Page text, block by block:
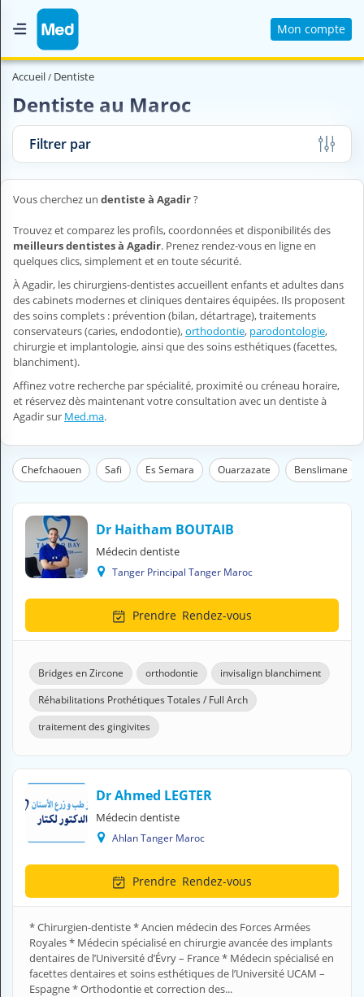
Mon compte
Accueil
Magazine Médical
Nous contacter
V
O
U
S
C
H
E
R
C
H
E
Z
?
Professionnel de santé
Médicament
Questions médicales
Laboratoire
Vétérinaire
C
O
FR Français
Se connecter
Accueil Dentiste
Dentiste au Maroc
Filtrer par
Vous cherchez un dentiste à Agadir?
Trouvez et comparez les profils, coordonnées et disponibilités des
meilleurs dentistes à Agadir. Prenez rendez-vous en ligne en
quelques clics, simplement et en toute sécurité.
À Agadir, les chirurgiens-dentistes accueillent enfants et adultes dans
des cabinets modernes et cliniques dentaires équipées. Ils proposent
des soins complets : prévention (bilan, détartrage), traitements
conservateurs (caries, endodontie),orthodontie, parodontologie,
chirurgie et implantologie, ainsi que des soins esthétiques (facettes,
blanchiment).
Affinez votre recherche par spécialité, proximité ou créneau horaire,
et réservez dès maintenant votre consultation avec un dentiste à
Agadir sur Med.ma.
Chefchaouen Safi Es Semara Ouarzazate Benslimane
Dr Haitham BOUTAIB
Médecin dentiste
Tanger Principal Tanger Maroc
Prendre Rendez-vous
Bridges en Zircone orthodontie
invisalign blanchiment
Réhabilitations Prothétiques Totales / Full Arch
traitement des gingivites
Dr Ahmed LEGTER
Médecin dentiste
Ahlan Tanger Maroc
Prendre Rendez-vous
* Chirurgien-dentiste * Ancien médecin des Forces Armées
Royales * Médecin spécialisé en chirurgie avancée des implants
dentaires de l’Université d’Évry – France * Médecin spécialisé en
facettes dentaires et soins esthétiques de l’Université UCAM –
Espagne * Orthodontie et correction des...